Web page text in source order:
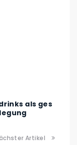
als ges
Artikel